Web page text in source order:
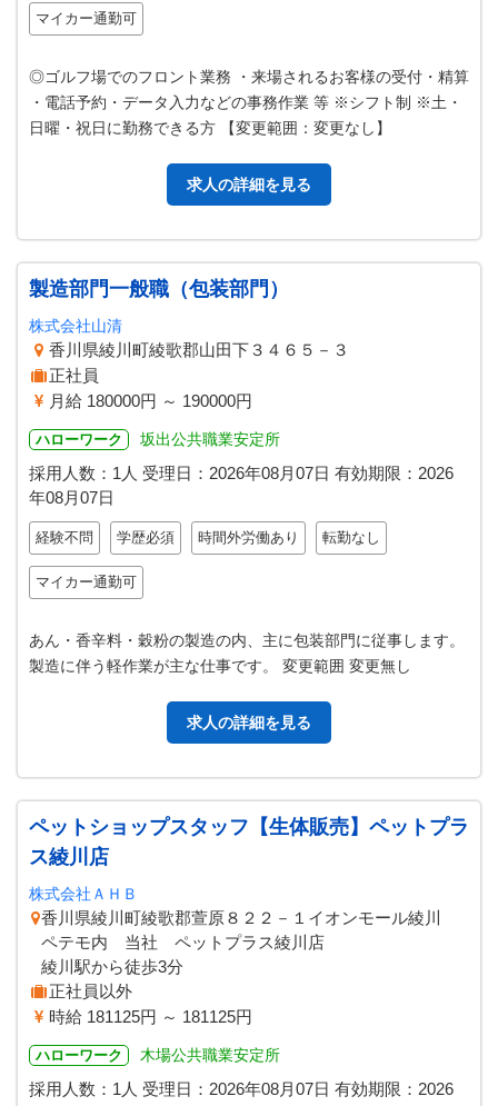
マイカー通勤可
◎ゴルフ場でのフロント業務 ・来場されるお客様の受付・精算
・電話予約・データ入力などの事務作業 等 ※シフト制 ※土・
日曜・祝日に勤務できる方 【変更範囲：変更なし】
求人の詳細を見る
製造部門一般職（包装部門）
株式会社山清
香川県綾川町綾歌郡山田下３４６５－３
正社員
月給 180000円 ～ 190000円
ハローワーク 坂出公共職業安定所
採用人数：1人 受理日： 2026年08月07日 有効期限： 2026
年08月07日
経験不問 学歴必須 時間外労働あり 転勤なし
マイカー通勤可
あん・香辛料・穀粉の製造の内、主に包装部門に従事します。
製造に伴う軽作業が主な仕事です。 変更範囲 変更無し
求人の詳細を見る
ペットショップスタッフ【生体販売】ペットプラ
ス綾川店
株式会社ＡＨＢ
香川県綾川町綾歌郡萱原８２２－１イオンモール綾川
ペテモ内 当社 ペットプラス綾川店
綾川駅から徒歩3分
正社員以外
時給 181125円 ～ 181125円
ハローワーク 木場公共職業安定所
採用人数：1人 受理日： 2026年08月07日 有効期限： 2026